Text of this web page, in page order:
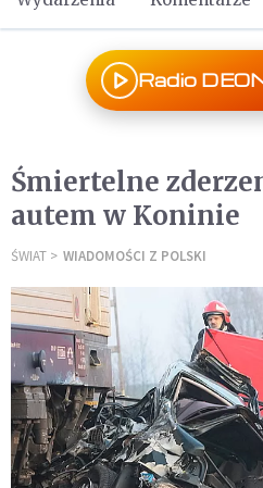
Radio
Śmiertelne
autem w Koninie
ŚWIAT WIADOMOŚCI Z POLSKI